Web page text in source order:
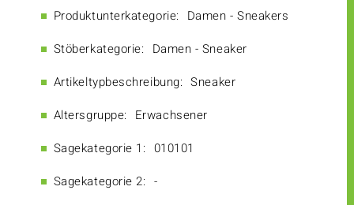
Produktunterkategorie: Damen - Sneakers
Stöberkategorie: Damen - Sneaker
Artikeltypbeschreibung: Sneaker
Altersgruppe: Erwachsener
Sagekategorie 1: 010101
Sagekategorie 2: -